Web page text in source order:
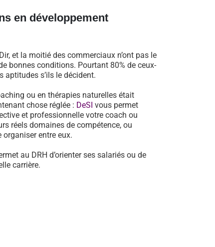
en développement
et la moitié des commerciaux n’ont pas le
bonnes conditions. Pourtant 80% de ceux-
aptitudes s’ils le décident.
ou en thérapies naturelles était
chose réglée : DeSI vous permet
et professionnelle votre coach ou
réels domaines de compétence, ou
organiser entre eux.
au DRH d’orienter ses salariés ou de
carrière.